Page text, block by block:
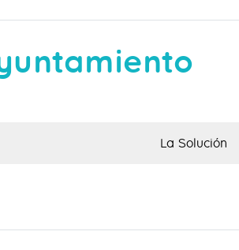
La Solución